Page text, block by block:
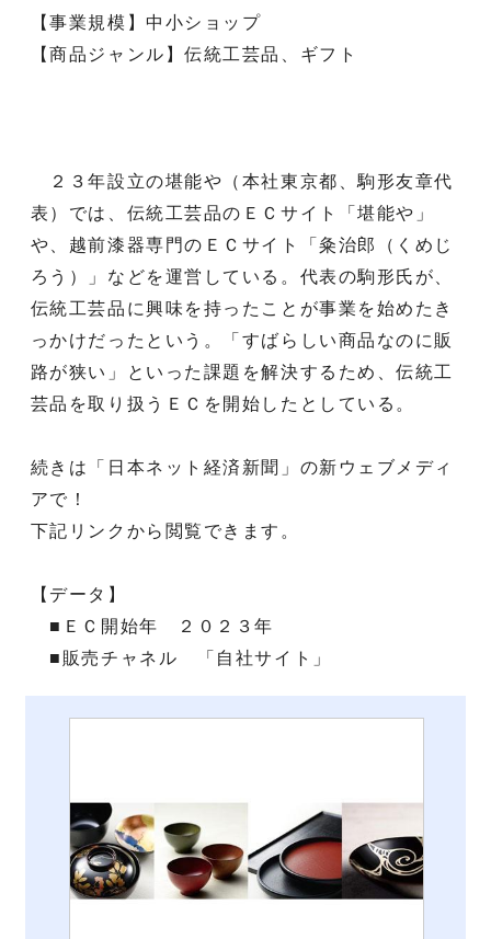
【事業規模】中小ショップ
【商品ジャンル】伝統工芸品、ギフト
２３年設立の堪能や（本社東京都、駒形友章代
表）では、伝統工芸品のＥＣサイト「堪能や」
や、越前漆器専門のＥＣサイト「粂治郎（くめじ
ろう）」などを運営している。代表の駒形氏が、
伝統工芸品に興味を持ったことが事業を始めたき
っかけだったという。「すばらしい商品なのに販
路が狭い」といった課題を解決するため、伝統工
芸品を取り扱うＥＣを開始したとしている。
続きは「日本ネット経済新聞」の新ウェブメディ
アで！
下記リンクから閲覧できます。
【データ】
■ＥＣ開始年 ２０２３年
■販売チャネル 「自社サイト」